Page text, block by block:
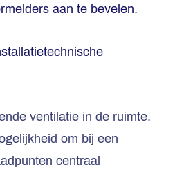
aan te bevelen.
ventilatie in de ruimte.
om bij een
centraal